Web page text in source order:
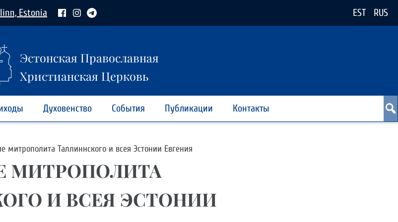
Estonia EST RUS
Эстонская Православная
Христианская Церковь
Духовенство События Публикации Контакты
митрополита Таллиннского и всея Эстонии Евгения
МИТРОПОЛИТА
И ВСЕЯ ЭСТОНИИ